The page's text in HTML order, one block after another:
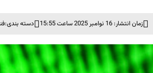
زمان انتشار: 16 نوامبر 2025 ساعت 15:55 دسته بندی: